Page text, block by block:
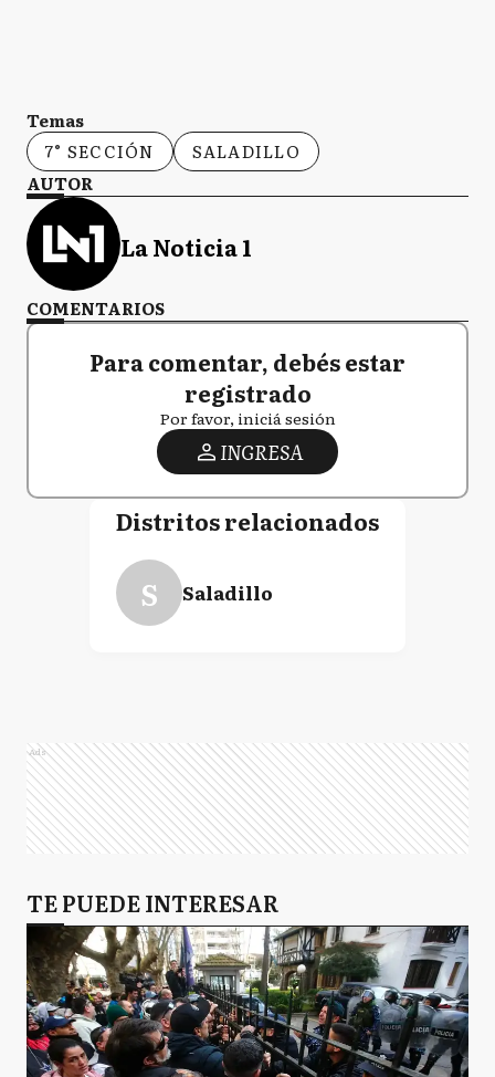
Temas
7° SECCIÓN
SALADILLO
AUTOR
La Noticia 1
COMENTARIOS
Para comentar, debés estar
registrado
Por favor, iniciá sesión
INGRESA
Distritos relacionados
S Saladillo
Ads
TE PUEDE INTERESAR